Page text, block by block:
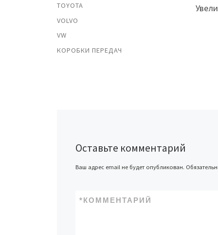
Оставьте комментарий
Ваш адрес email не будет опубликован.
КОММЕНТАРИЙ
*
TOYOTA
VOLVO
VW
КОРОБКИ ПЕРЕДАЧ